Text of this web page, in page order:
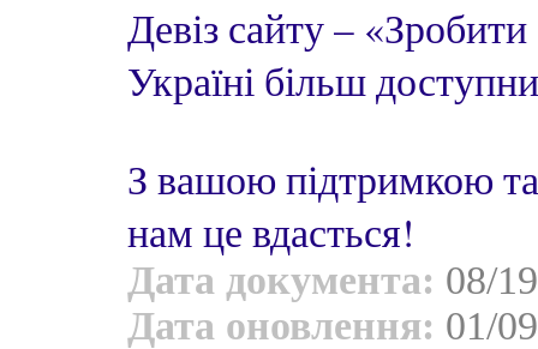
Девіз сайту –
Україні більш
З вашою підтримкою
нам це вдасться!
Дата документа: 08/
Дата оновлення: 01/